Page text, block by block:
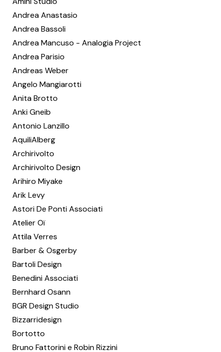
Andrea Anastasio
Andrea Bassoli
Andrea Mancuso - Analogia Project
Andrea Parisio
Andreas Weber
Angelo Mangiarotti
Anita Brotto
Anki Gneib
Antonio Lanzillo
AquiliAlberg
Archirivolto
Archirivolto Design
Arihiro Miyake
Arik Levy
Astori De Ponti Associati
Atelier Oï
Attila Verres
Barber & Osgerby
Bartoli Design
Benedini Associati
Bernhard Osann
BGR Design Studio
Bizzarridesign
Bortotto
Bruno Fattorini e Robin Rizzini